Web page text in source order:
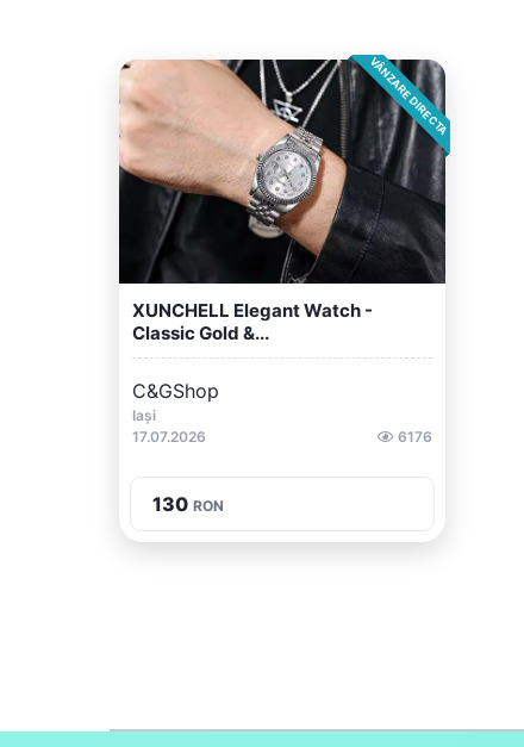
VÂNZARE DIRECTA
XUNCHELL Elegant Watch -
Classic Gold &...
C&GShop
Iași
17.07.2026
6176
130 RON